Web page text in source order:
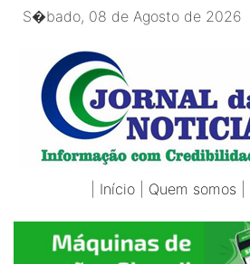
S�bado, 08 de Agosto de 2026
Início Quem somos